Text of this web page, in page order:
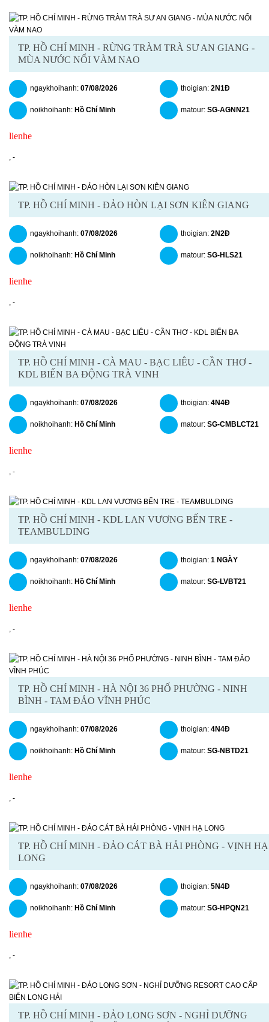
TP. HỒ CHÍ MINH - RỪNG TRÀM TRÀ SƯ AN GIANG -
MÙA NƯỚC NỔI VÀM NAO
ngaykhoihanh: 07/08/2026
noikhoihanh: Hồ Chí Minh
thoigian: 2N1Đ
matour: SG-AGNN21
lienhe
, -
TP. HỒ CHÍ MINH - ĐẢO HÒN LẠI SƠN KIÊN GIANG
ngaykhoihanh: 07/08/2026
noikhoihanh: Hồ Chí Minh
thoigian: 2N2Đ
matour: SG-HLS21
lienhe
, -
TP. HỒ CHÍ MINH - CÀ MAU - BẠC LIÊU - CẦN THƠ -
KDL BIỂN BA ĐỘNG TRÀ VINH
ngaykhoihanh: 07/08/2026
noikhoihanh: Hồ Chí Minh
thoigian: 4N4Đ
matour: SG-CMBLCT21
lienhe
, -
TP. HỒ CHÍ MINH - KDL LAN VƯƠNG BẾN TRE -
TEAMBULDING
ngaykhoihanh: 07/08/2026
noikhoihanh: Hồ Chí Minh
thoigian: 1 NGÀY
matour: SG-LVBT21
lienhe
, -
TP. HỒ CHÍ MINH - HÀ NỘI 36 PHỐ PHƯỜNG - NINH
BÌNH - TAM ĐẢO VĨNH PHÚC
ngaykhoihanh: 07/08/2026
noikhoihanh: Hồ Chí Minh
thoigian: 4N4Đ
matour: SG-NBTD21
lienhe
, -
TP. HỒ CHÍ MINH - ĐẢO CÁT BÀ HẢI PHÒNG - VỊNH HẠ
LONG
ngaykhoihanh: 07/08/2026
noikhoihanh: Hồ Chí Minh
thoigian: 5N4Đ
matour: SG-HPQN21
lienhe
, -
TP. HỒ CHÍ MINH - ĐẢO LONG SƠN - NGHỈ DƯỠNG